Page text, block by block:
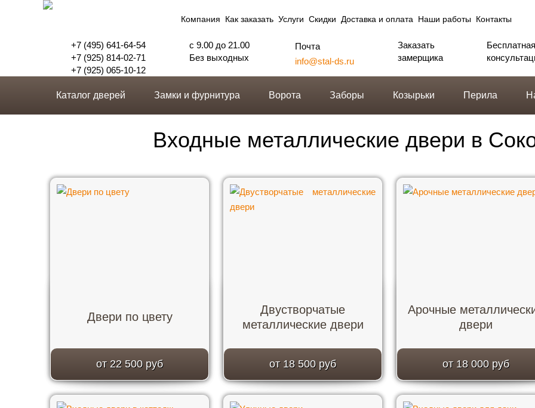
Компания Как заказать Услуги Скидки Доставка и оплата Наши работы Контакты
+7 (495) 641-64-54
+7 (925) 814-02-71
+7 (925) 065-10-12
с 9.00 до 21.00
Без выходных
Почта
info@stal-ds.ru
Заказать
замерщика
Бесплатная
Каталог дверей Замки и фурнитура Ворота Заборы Козырьки Перила
Входные металлические двери в
Двери по цвету
от 22 500 руб
Двустворчатые
металлические двери
от 18 500 руб
Арочные
двери
от 18 000 руб